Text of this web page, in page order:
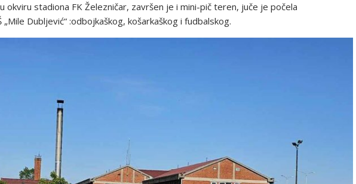
okviru stadiona FK Železničar, završen je i mini-pič teren, juče je počela
Dubljević“ :odbojkaškog, košarkaškog i fudbalskog.